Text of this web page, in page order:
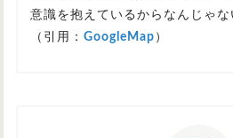
意識を抱えているからなんじゃな
（引用： GoogleMap ）